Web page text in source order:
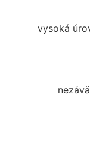
vysoká